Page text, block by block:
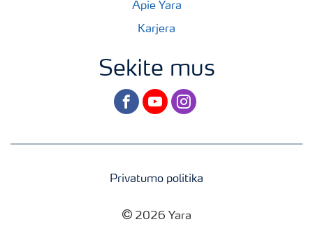
Apie Yara
Karjera
Sekite mus
facebookyoutubeinstagram
Privatumo politika
2026 Yara